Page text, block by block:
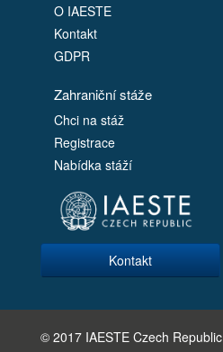
O IAESTE
Kontakt
GDPR
Zahraniční stáže
Chci na stáž
Registrace
Nabídka stáží
Kontakt
© 2017 IAESTE Czech Republic